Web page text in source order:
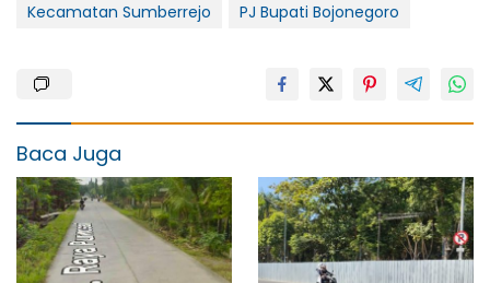
Kecamatan Sumberrejo
PJ Bupati Bojonegoro
Baca Juga